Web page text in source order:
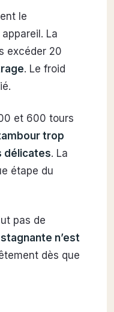
le
La
excéder 20
. Le froid
et 600 tours
trop
délicates. La
étape du
pas de
stagnante n’est
dès que